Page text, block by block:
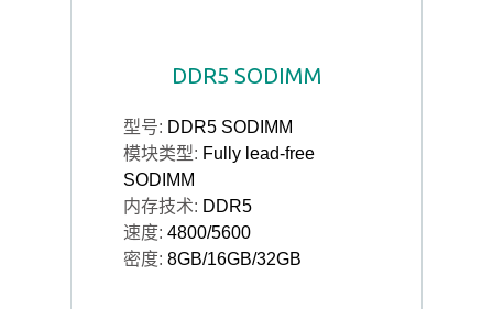
DDR5 SODIMM
型号: DDR5 SODIMM
模块类型: Fully lead-free
SODIMM
内存技术: DDR5
速度: 4800/5600
密度: 8GB/16GB/32GB